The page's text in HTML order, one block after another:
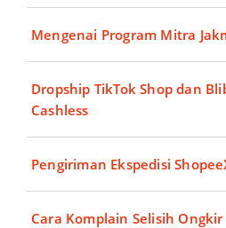
Mengenai Program Mitra
Dropship TikTok Shop dan
Cashless
Pengiriman Ekspedisi
Cara Komplain Selisih